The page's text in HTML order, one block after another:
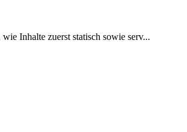
Inhalte zuerst statisch sowie serv...